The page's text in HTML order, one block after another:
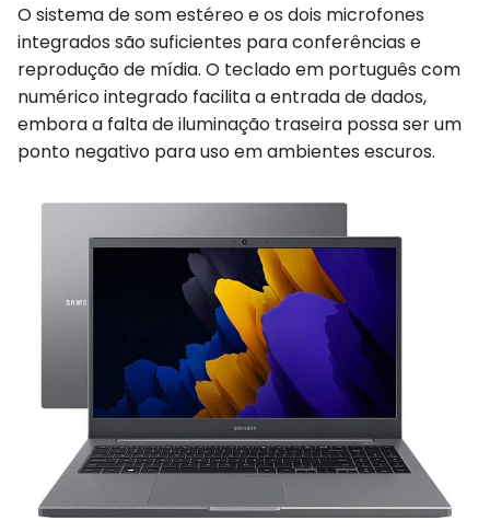
O sistema de som estéreo e os dois microfones
integrados são suficientes para conferências e
reprodução de mídia. O teclado em português com
numérico integrado facilita a entrada de dados,
embora a falta de iluminação traseira possa ser um
ponto negativo para uso em ambientes escuros.